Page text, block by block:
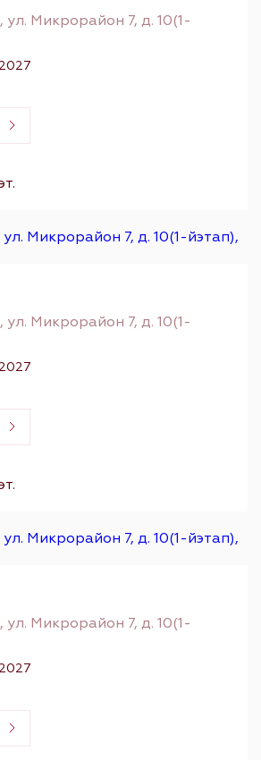
ул. Микрорайон 7, д. 10(1-
ул. Микрорайон 7, д. 10(1-
ул. Микрорайон 7, д. 10(1-